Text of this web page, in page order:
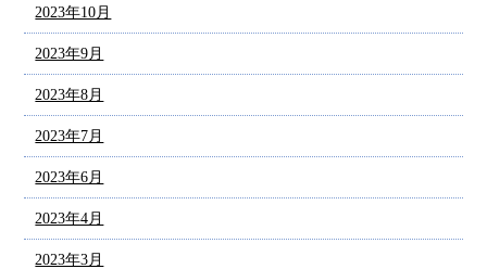
2023年10月
2023年9月
2023年8月
2023年7月
2023年6月
2023年4月
2023年3月